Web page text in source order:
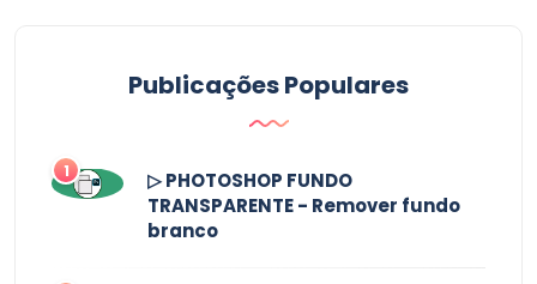
Publicações Populares
1
▷ PHOTOSHOP FUNDO
TRANSPARENTE - Remover fundo
branco